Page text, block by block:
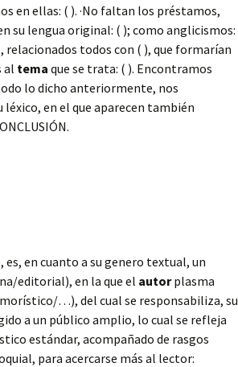
en ellas: ( ). ·No faltan los préstamos,
su lengua original: ( ); como anglicismos:
relacionados todos con ( ), que formarían
al tema que se trata: ( ). Encontramos
lo dicho anteriormente, nos
en el que aparecen también
en cuanto a su genero textual, un
editorial), en la que el autorplasma
…), del cual se responsabiliza, su
a un público amplio, lo cual se refleja
estándar, acompañado de rasgos
para acercarse más al lector: